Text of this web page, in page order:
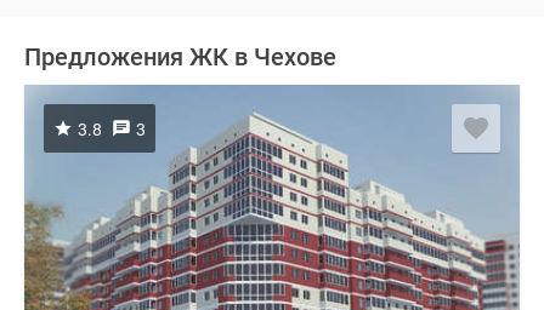
Предложения ЖК в Чехове
3.8 3